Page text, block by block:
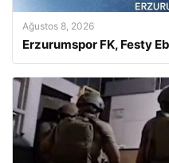
Ağustos 8, 2026
Erzurumspor FK, Festy